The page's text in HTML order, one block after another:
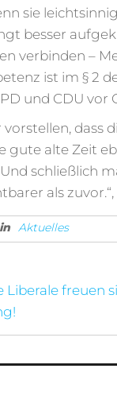
sie
besser
verbinden –
ist im § 2
und CDU
vorstellen,
gute alte Zeit
schließlich
als
Aktuelles
Liberale freuen